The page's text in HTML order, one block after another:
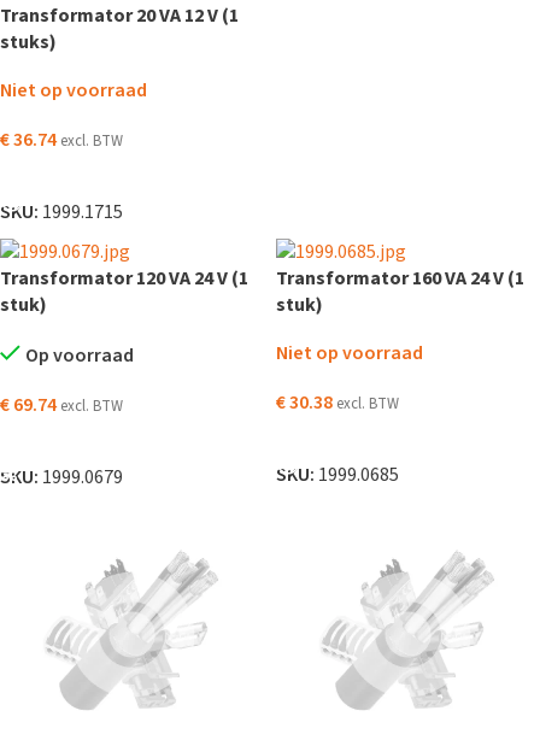
Transformator 20 VA 12 V (1
stuks)
Niet op voorraad
€36.74 excl. BTW
SKU: 1999.1715
Transformator 120 VA 24 V (1
stuk)
Op voorraad
€69.74 excl. BTW
SKU: 1999.0679
Transformator 160 VA 24 V (1
stuk)
Niet op voorraad
€30.38 excl. BTW
SKU: 1999.0685